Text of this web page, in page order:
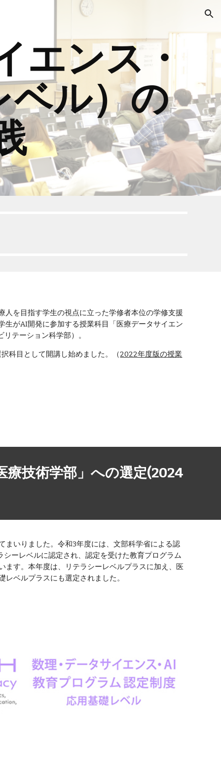
エンス・
ベル）の
を目指す学生の視点に立った学修者本位の学修支援
がAI開発に参加する授業科目「医療データサイエン
テーション科学部） 。
科目として開講し始めました。（2022年度版の授業
療技術学部」への選定(2024
まいりました。令和3年度には、文部科学省による認
ーレベルに認定され、認定を受けた教育プログラム
す。本年度は、リテラシーレベルプラスに加え、医
ベルプラスにも選定されました。